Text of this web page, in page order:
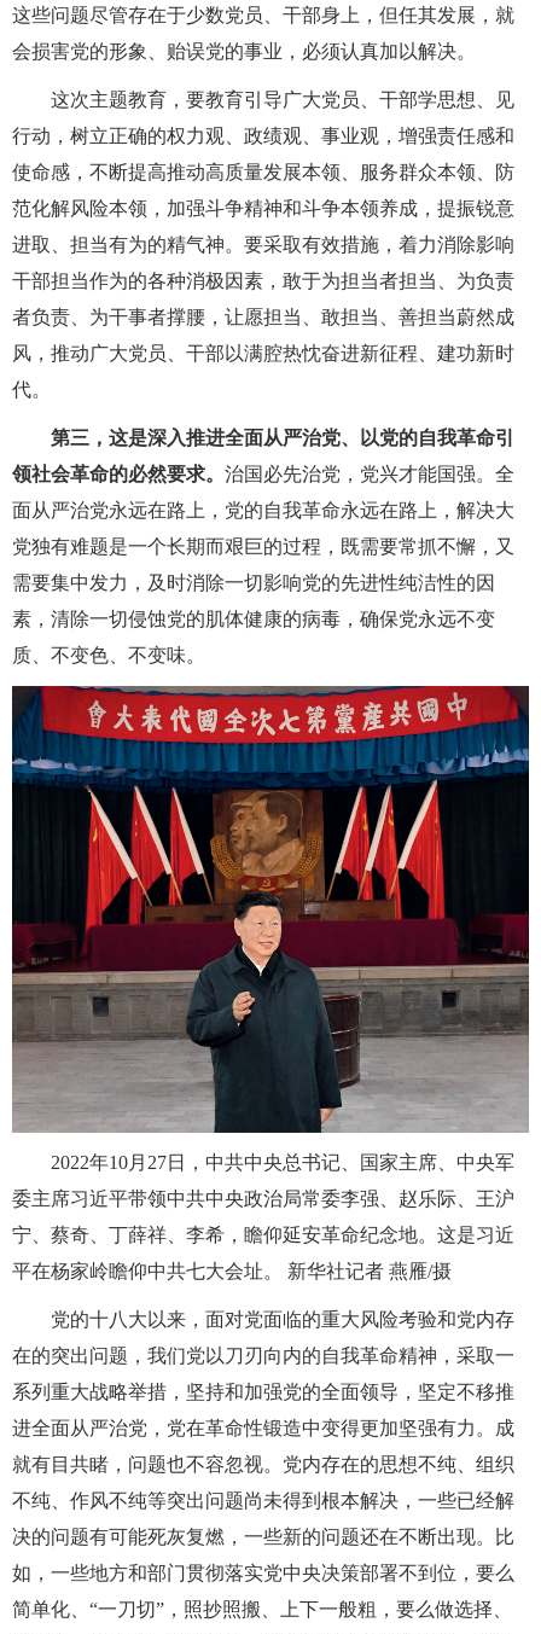
这些问题尽管存在于少数党员、干部身上，但任其发展，就
会损害党的形象、贻误党的事业，必须认真加以解决。
这次主题教育，要教育引导广大党员、干部学思想、见
行动，树立正确的权力观、政绩观、事业观，增强责任感和
使命感，不断提高推动高质量发展本领、服务群众本领、防
范化解风险本领，加强斗争精神和斗争本领养成，提振锐意
进取、担当有为的精气神。要采取有效措施，着力消除影响
干部担当作为的各种消极因素，敢于为担当者担当、为负责
者负责、为干事者撑腰，让愿担当、敢担当、善担当蔚然成
风，推动广大党员、干部以满腔热忱奋进新征程、建功新时
代。
第三，这是深入推进全面从严治党、以党的自我革命引
领社会革命的必然要求。 治国必先治党，党兴才能国强。全
面从严治党永远在路上，党的自我革命永远在路上，解决大
党独有难题是一个长期而艰巨的过程，既需要常抓不懈，又
需要集中发力，及时消除一切影响党的先进性纯洁性的因
素，清除一切侵蚀党的肌体健康的病毒，确保党永远不变
质、不变色、不变味。
2022年10月27日，中共中央总书记、国家主席、中央军
委主席习近平带领中共中央政治局常委李强、赵乐际、王沪
宁、蔡奇、丁薛祥、李希，瞻仰延安革命纪念地。这是习近
平在杨家岭瞻仰中共七大会址。 新华社记者 燕雁/摄
党的十八大以来，面对党面临的重大风险考验和党内存
在的突出问题，我们党以刀刃向内的自我革命精神，采取一
系列重大战略举措，坚持和加强党的全面领导，坚定不移推
进全面从严治党，党在革命性锻造中变得更加坚强有力。成
就有目共睹，问题也不容忽视。党内存在的思想不纯、组织
不纯、作风不纯等突出问题尚未得到根本解决，一些已经解
决的问题有可能死灰复燃，一些新的问题还在不断出现。比
如，一些地方和部门贯彻落实党中央决策部署不到位，要么
简单化、“一刀切”，照抄照搬、上下一般粗，要么做选择、